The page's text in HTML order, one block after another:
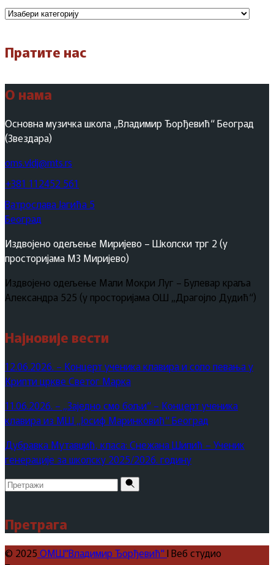
Категорије
Пратите нас
О нама
Основна музичка школа „Владимир Ђорђевић“ Београд
(Звездара)
oms.vldj@mts.rs
+381 112452 561
Ватрослава Јагића 5
Београд
Издвојено одељење Миријево – Школски трг 2 (у
просторијама МЗ Миријево)
Издвојено одељење Мали Мокри Луг – Булевар краља
Александра 525 (у просторијама ОШ „Драгојло Дудић“)
Најновије вести
12.06.2026. – Концерт ученика клавира и соло певања у
Крипти цркве Светог Марка
11.06.2026. – „Заједно смо бољи“ – Концерт ученика
клавира из МШ „Јосиф Маринковић“ Београд
Дубравка Мутавџић, класа: Снежана Шипић – Ученик
генерације за школску 2025/2026. годину
Pretraži
Претрага
© 2025 ОМШ"Владимир Ђорђевић"I Веб студио